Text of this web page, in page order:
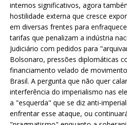
internos significativos, agora
hostilidade externa que cresce
em diversas frentes para
tarifas que penalizam a indústria
Judiciário com pedidos para
Bolsonaro, pressões diplomáticas
financiamento velado de
Brasil. A pergunta que não quer
interferência do imperialismo nas
a "esquerda" que se diz anti-
enfrentar esse ataque, ou